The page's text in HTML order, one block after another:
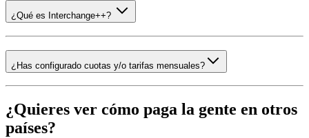
¿Qué es Interchange++?
¿Has configurado cuotas y/o tarifas mensuales?
¿Quieres ver cómo paga la gente en otros
países?